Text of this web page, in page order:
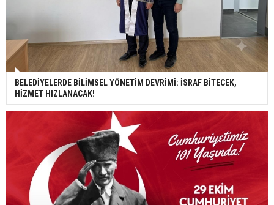
BELEDİYELERDE BİLİMSEL YÖNETİM DEVRİMİ: İSRAF BİTECEK,
HİZMET HIZLANACAK!